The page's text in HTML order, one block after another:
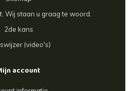
Wij staan u graag te woord.
2de kans
(video's)
account